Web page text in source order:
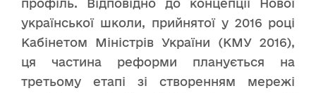
профіль. Відповідно до концепції Нової
української школи, прийнятої у 2016 році
Кабінетом Міністрів України (КМУ 2016),
ця частина реформи планується на
третьому етапі зі створенням мережі